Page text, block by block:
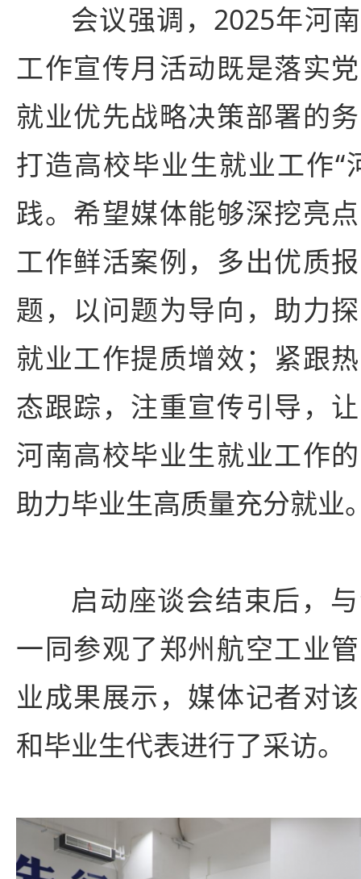
会议强调，2025年河
工作宣传月活动既是落实
就业优先战略决策部署的
打造高校毕业生就业工作“
践。希望媒体能够深挖亮
工作鲜活案例，多出优质
题，以问题为导向，助力
就业工作提质增效；紧跟
态跟踪，注重宣传引导，
河南高校毕业生就业工作
助力毕业生高质量充分就业
启动座谈会结束后，
一同参观了郑州航空工业
业成果展示，媒体记者对
和毕业生代表进行了采访。